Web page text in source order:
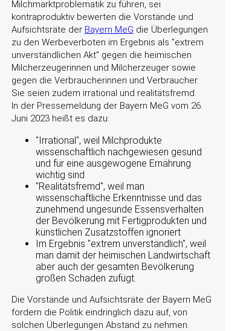
Milchmarktproblematik zu führen, sei
kontraproduktiv bewerten die Vorstände und
Aufsichtsräte der Bayern MeG die Überlegungen
zu den Werbeverboten im Ergebnis als
extrem
unverständlichen Akt gegen die heimischen
Milcherzeugerinnen und Milcherzeuger sowie
gegen die Verbraucherinnen und Verbraucher.
Sie seien zudem irrational und realitätsfremd.
In der Pressemeldung der Bayern MeG vom 26.
Juni 2023 heißt es dazu:
Irrational , weil Milchprodukte
wissenschaftlich nachgewiesen gesund
und für eine ausgewogene Ernährung
wichtig sind
Realitätsfremd , weil man
wissenschaftliche Erkenntnisse und das
zunehmend ungesunde Essensverhalten
der Bevölkerung mit Fertigprodukten und
künstlichen Zusatzstoffen ignoriert
Im Ergebnis extrem unverständlich , weil
man damit der heimischen Landwirtschaft
aber auch der gesamten Bevölkerung
großen Schaden zufügt.
Die Vorstände und Aufsichtsräte der Bayern MeG
fordern die Politik eindringlich dazu auf, von
solchen Überlegungen Abstand zu nehmen.